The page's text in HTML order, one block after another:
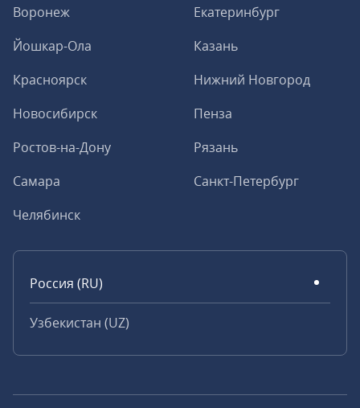
Воронеж
Екатеринбург
Йошкар-Ола
Казань
Красноярск
Нижний Новгород
Новосибирск
Пенза
Ростов-на-Дону
Рязань
Самара
Санкт-Петербург
Челябинск
Россия (RU)
Узбекистан (UZ)